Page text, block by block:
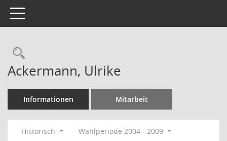
Toggle navigation
Rechercheauswahl
Ackermann, Ulrike
Informationen Mitarbeit
Historisch Wahlperiode 2004 - 2009